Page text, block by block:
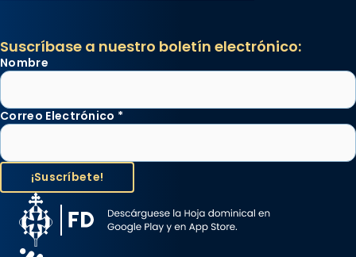
Suscríbase a nuestro boletín electrónico:
Nombre
Correo Electrónico *